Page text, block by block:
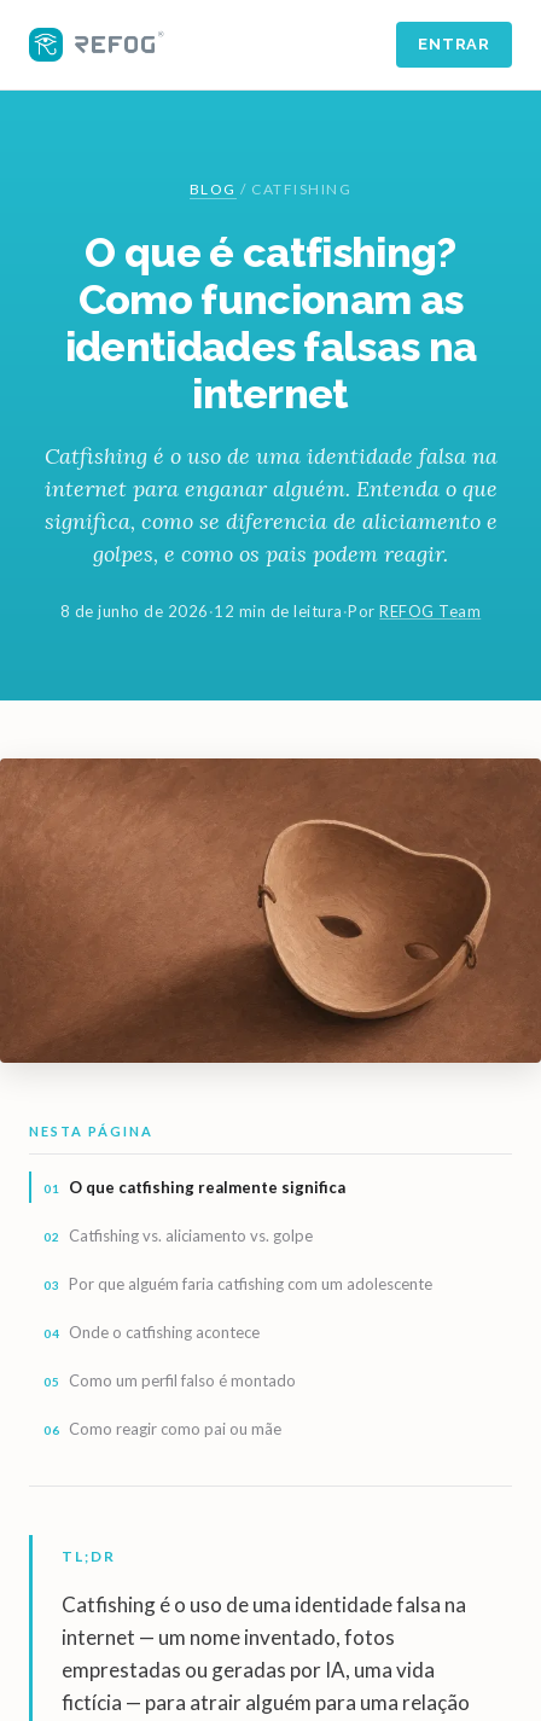
ENTRAR
BLOG / CATFISHING
O que é catfishing?
Como funcionam as
identidades falsas na
internet
Catfishing é o uso de uma identidade falsa na
internet para enganar alguém. Entenda o que
significa, como se diferencia de aliciamento e
golpes, e como os pais podem reagir.
8 de junho de 2026·12 min de leitura·PorREFOG Team
NESTA PÁGINA
O que catfishing realmente significa
Catfishing vs. aliciamento vs. golpe
Por que alguém faria catfishing com um adolescente
Onde o catfishing acontece
Como um perfil falso é montado
Como reagir como pai ou mãe
TL;DR
Catfishing é o uso de uma identidade falsa na
internet — um nome inventado, fotos
emprestadas ou geradas por IA, uma vida
fictícia — para atrair alguém para uma relação